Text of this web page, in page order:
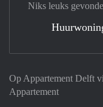
Op Appartement Delft
Appartement
Niks leuks